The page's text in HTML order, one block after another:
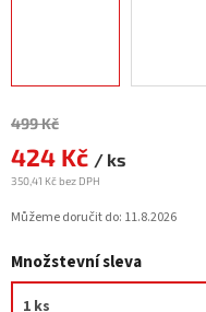
499 Kč
424 Kč / ks
350,41 Kč bez DPH
Měrná
Můžeme doručit do: 11.8.2026
Množstevní sleva
1 ks